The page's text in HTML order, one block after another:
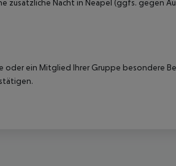
zusätzliche Nacht in Neapel (ggfs. gegen
oder ein Mitglied Ihrer Gruppe besondere